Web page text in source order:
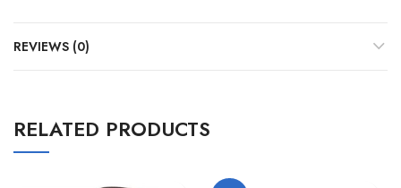
REVIEWS (0)
RELATED PRODUCTS